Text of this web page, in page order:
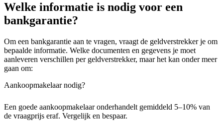
Welke informatie is nodig voor een
bankgarantie?
Om een bankgarantie aan te vragen, vraagt de geldverstrekker je om
bepaalde informatie. Welke documenten en gegevens je moet
aanleveren verschillen per geldverstrekker, maar het kan onder meer
gaan om:
Aankoopmakelaar nodig?
Een goede aankoopmakelaar onderhandelt gemiddeld 5–10% van
de vraagprijs eraf. Vergelijk en bespaar.